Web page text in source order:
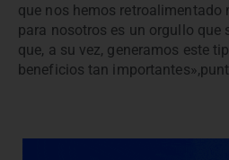
que nos hemos retroalimentado
para nosotros es un orgullo que
que, a su vez, generamos este
beneficios tan